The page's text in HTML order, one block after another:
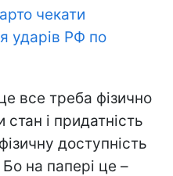
чекати
ударів РФ по
все треба фізично
стан і придатність
доступність
на папері це –